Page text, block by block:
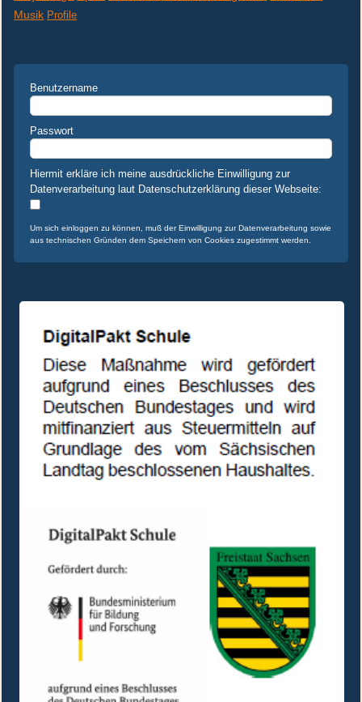
Musik Profile
Benutzername
Passwort
Hiermit erkläre ich meine ausdrückliche Einwilligung zur
Datenverarbeitung laut Datenschutzerklärung dieser Webseite:
Um sich einloggen zu können, muß der Einwilligung zur Datenverarbeitung sowie
aus technischen Gründen dem Speichern von Cookies zugestimmt werden.